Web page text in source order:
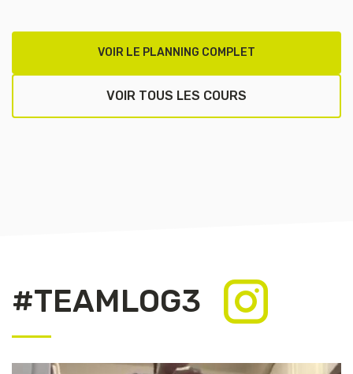
VOIR LE PLANNING COMPLET
VOIR TOUS LES COURS
#TEAMLOG3